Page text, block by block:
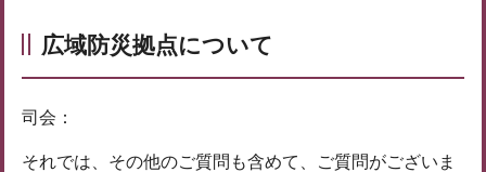
広域防災拠点について
司会：
それでは、その他のご質問も含めて、ご質問がございま